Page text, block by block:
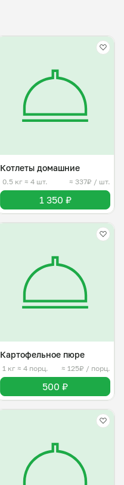
Котлеты домашние
0.5 кг ≈ 4 шт. ≈ 337₽ / шт.
1 350 ₽
Картофельное пюре
1 кг ≈ 4 порц. ≈ 125₽ / порц.
500 ₽